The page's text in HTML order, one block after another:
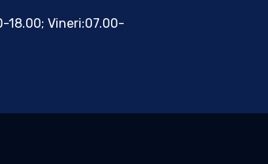
18.00; Vineri:07.00-